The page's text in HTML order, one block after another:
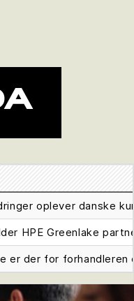
oplever danske
HPE Greenlake
er der for